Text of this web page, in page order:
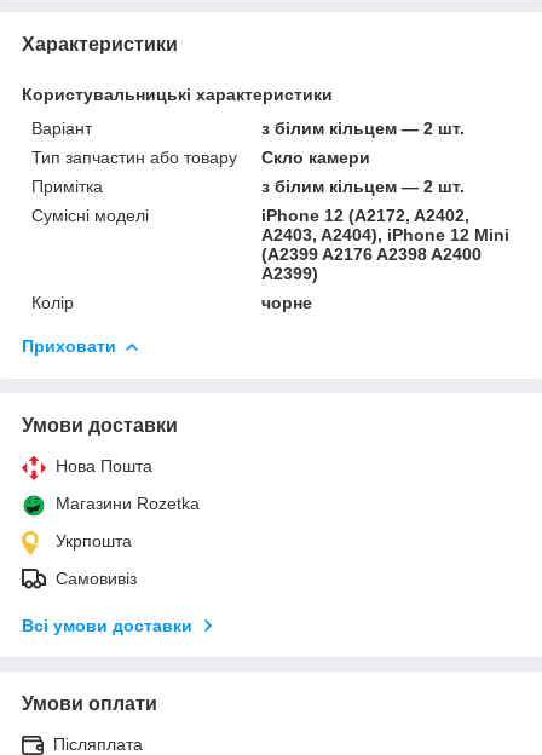
Характеристики
Користувальницькі характеристики
Варіант
з білим кільцем — 2 шт.
Тип запчастин або товару
Скло камери
Примітка
з білим кільцем — 2 шт.
Сумісні моделі
iPhone 12 (A2172, A2402,
A2403, A2404), iPhone 12 Mini
(A2399 A2176 A2398 A2400
A2399)
Колір
чорне
Приховати
Умови доставки
Нова Пошта
Магазини Rozetka
Укрпошта
Самовивіз
Всі умови доставки
Умови оплати
Післяплата